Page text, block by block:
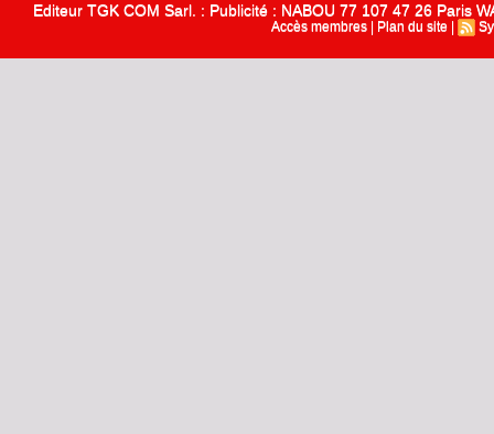
Editeur TGK COM Sarl. : Publicité : NABOU 77 107 47 26 Paris
Accès membres Plan du site